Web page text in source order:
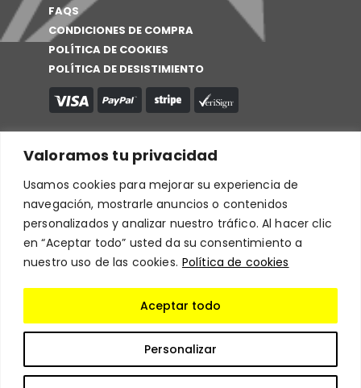
Valoramos tu privacidad
Usamos cookies para mejorar su experiencia de
navegación, mostrarle anuncios o contenidos
personalizados y analizar nuestro tráfico. Al hacer clic
en “Aceptar todo” usted da su consentimiento a
nuestro uso de las cookies. Política de cookies
Personalizar
Aceptar todo
FAQS
CONDICIONES DE COMPRA
POLÍTICA DE COOKIES
POLÍTICA DE DESISTIMIENTO